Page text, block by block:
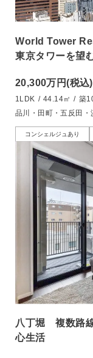
World Tower
東京タワーを望
20,300万円(税込)
1LDK / 44.14㎡ / 築
品川・田町・五反田・
コンシェルジュあり
八丁堀 複数路
心生活